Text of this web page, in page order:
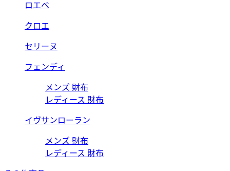
ロエベ
クロエ
セリーヌ
フェンディ
メンズ 財布
レディース 財布
イヴサンローラン
メンズ 財布
レディース 財布